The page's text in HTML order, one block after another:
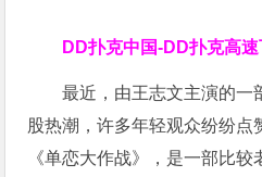
DD扑克中国-DD扑克高
最近，由王志文主演的一
股热潮，许多年轻观众纷纷点
《单恋大作战》，是一部比